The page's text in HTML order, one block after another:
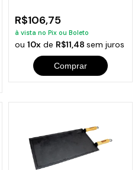
R$106,75
à vista no Pix ou Boleto
ou 10xde R$11,48 sem juros
Comprar